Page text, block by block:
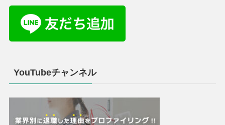
YouTubeチャンネル